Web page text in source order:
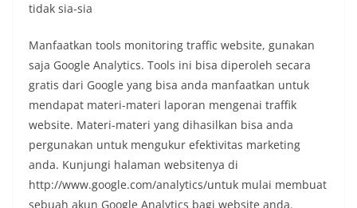
tidak sia-sia
Manfaatkan tools monitoring traffic website, gunakan
saja Google Analytics. Tools ini bisa diperoleh secara
gratis dari Google yang bisa anda manfaatkan untuk
mendapat materi-materi laporan mengenai traffik
website. Materi-materi yang dihasilkan bisa anda
pergunakan untuk mengukur efektivitas marketing
anda. Kunjungi halaman websitenya di
http://www.google.com/analytics/untuk mulai membuat
sebuah akun Google Analytics bagi website anda.